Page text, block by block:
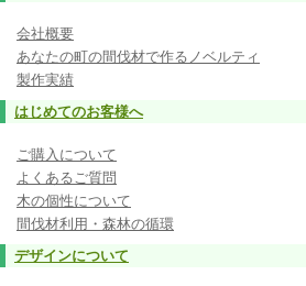
会社概要
あなたの町の間伐材で作るノベルティ
製作実績
はじめてのお客様へ
ご購入について
よくあるご質問
木の個性について
間伐材利用・森林の循環
デザインについて